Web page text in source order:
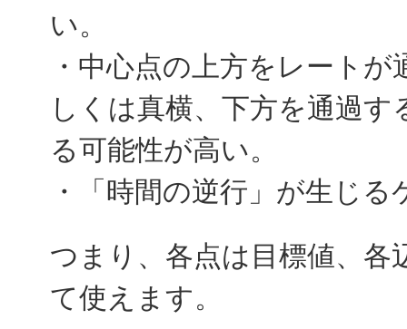
い。
・中心点の上方をレート
しくは真横、下方を通過
る可能性が高い。
・「時間の逆行」が生じ
つまり、各点は目標値、
て使えます。